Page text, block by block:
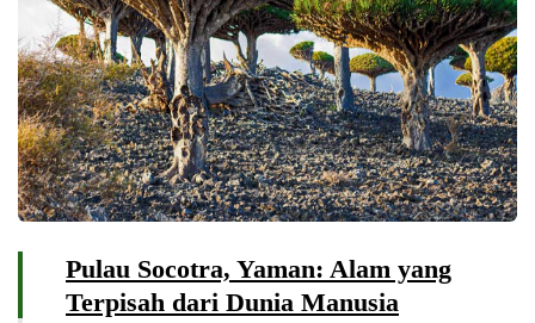
Pulau Socotra, Yaman: Alam yang
Terpisah dari Dunia Manusia